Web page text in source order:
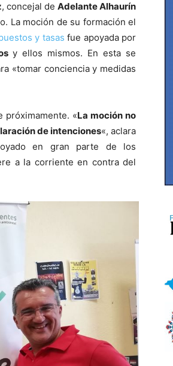
, concejal de Adelante Alhaurín
La moción de su formación el
y tasas fue apoyada por
y ellos mismos. En esta se
«tomar conciencia y medidas
próximamente. «La moción no
de intenciones«, aclara
en gran parte de los
a la corriente en contra del